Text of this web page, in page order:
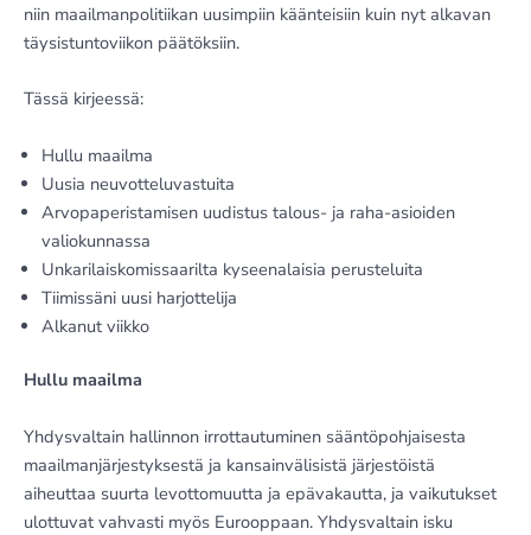
niin maailmanpolitiikan uusimpiin käänteisiin kuin nyt alkavan
täysistuntoviikon päätöksiin.
Tässä kirjeessä:
Hullu maailma
Uusia neuvotteluvastuita
Arvopaperistamisen uudistus talous- ja raha-asioiden
valiokunnassa
Unkarilaiskomissaarilta kyseenalaisia perusteluita
Tiimissäni uusi harjottelija
Alkanut viikko
Hullu maailma
Yhdysvaltain hallinnon irrottautuminen sääntöpohjaisesta
maailmanjärjestyksestä ja kansainvälisistä järjestöistä
aiheuttaa suurta levottomuutta ja epävakautta, ja vaikutukset
ulottuvat vahvasti myös Eurooppaan. Yhdysvaltain isku